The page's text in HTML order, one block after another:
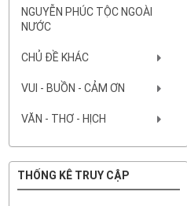
NGUYỄN PHÚC TỘC NGOÀI
NƯỚC
CHỦ ĐỀ KHÁC
VUI - BUỒN - CẢM ƠN
VĂN - THƠ - HỊCH
THỐNG KÊ TRUY CẬP